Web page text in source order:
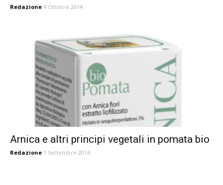
Redazione 4 Ottobre 2014
Arnica e altri principi vegetali in pomata bio
Redazione 1 Settembre 2014